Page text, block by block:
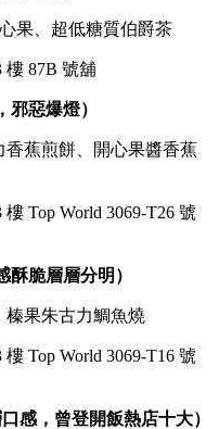
果、超低糖質伯爵茶
樓 87B 號舖
惡爆燈）
香蕉煎餅、開心果醬香蕉
Top World 3069-T26 號
酥脆層層分明）
榛果朱古力鯛魚燒
Top World 3069-T16 號
感，曾登開飯熱店十大）